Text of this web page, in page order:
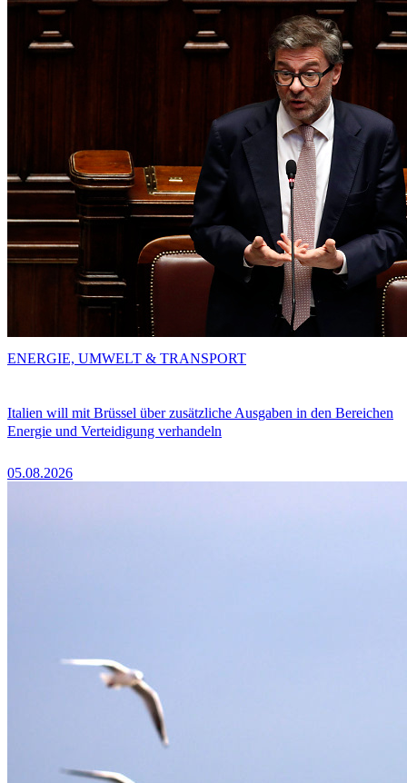
Italien will mit Brüssel über zusätzliche Ausgaben in den Bereichen
Energie und Verteidigung verhandeln
05.08.2026
ENERGIE, UMWELT & TRANSPORT